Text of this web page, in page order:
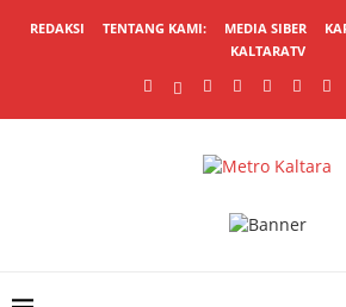
REDAKSI TENTANG KAMI: MEDIA SIBER
KALTARATV